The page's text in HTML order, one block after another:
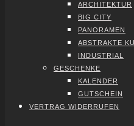
ARCHI­TEK­TUR
BIG CITY
PAN­ORA­MEN
ABS­TRAK­TE
INDUS­TRI­AL
GESCHEN­KE
KALEN­DER
GUT­SCHEIN
VER­TRAG WIDER­RU­FEN